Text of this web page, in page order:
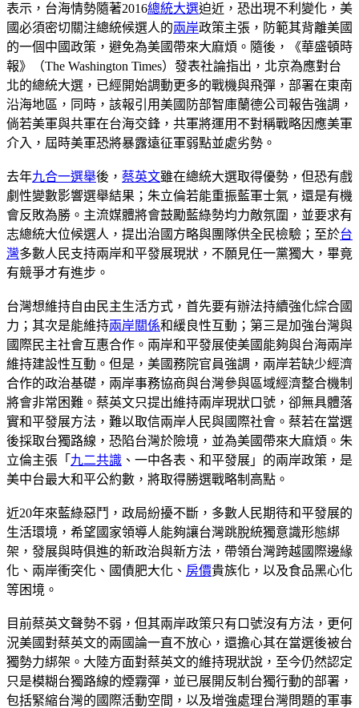
表示，台海情勢隨著2016總統大選迫近，恐出現不利變化，美
國必須密切關注總統候選人的兩岸政策主張，防範其背離美國
的一個中國政策，避免為美國帶來大麻煩。隨後，《華盛頓時
報》（The Washington Times）發表社論指出，北京為應對台
北的總統大選，已經開始調動更多的戰機與飛彈，部署在東南
沿海地區，同時，該報引用美國防部智庫蘭德公司報告強調，
倘若美軍與共軍在台海交鋒，共軍將運用不對稱戰略因應美軍
介入，屆時美軍恐將暴露遠征軍弱點並處劣勢。
去年九合一選舉後， 蔡英文雖在總統大選取得優勢，但恐有戲
劇性變數影響選舉結果；朱立倫若能重振藍軍士氣，還是有機
會反敗為勝。主流媒體將會鼓勵藍綠勢均力敵氛圍，並要求有
志總統大位候選人，提出治國方略與團隊供全民檢驗；至於台
灣多數人民支持兩岸和平發展現狀，不願見任一黨獨大，畢竟
有競爭才有進步。
台灣想維持自由民主生活方式，首先要有辦法持續強化綜合國
力；其次是能維持兩岸關係和緩良性互動；第三是加強台灣與
國際民主社會互惠合作。兩岸和平發展使美國能夠與台海兩岸
維持建設性互動。但是，美國務院官員強調，兩岸若缺少經濟
合作的政治基礎，兩岸事務協商與台灣參與區域經濟整合機制
將會非常困難。蔡英文只提出維持兩岸現狀口號，卻無具體落
實和平發展方法，難以取信兩岸人民與國際社會。蔡若在當選
後採取台獨路線，恐陷台灣於險境，並為美國帶來大麻煩。朱
立倫主張「 九二共識 、一中各表、和平發展」的兩岸政策，是
美中台最大和平公約數，將取得勝選戰略制高點。
近20年來藍綠惡鬥，政局紛擾不斷，多數人民期待和平發展的
生活環境，希望國家領導人能夠讓台灣跳脫統獨意識形態綁
架，發展與時俱進的新政治與新方法，帶領台灣跨越國際邊緣
化、兩岸衝突化、國債肥大化、 房價貴族化，以及食品黑心化
等困境。
目前蔡英文聲勢不弱，但其兩岸政策只有口號沒有方法，更何
況美國對蔡英文的兩國論一直不放心，還擔心其在當選後被台
獨勢力綁架。大陸方面對蔡英文的維持現狀說，至今仍然認定
只是模糊台獨路線的煙霧彈，並已展開反制台獨行動的部署，
包括緊縮台灣的國際活動空間，以及增強處理台灣問題的軍事